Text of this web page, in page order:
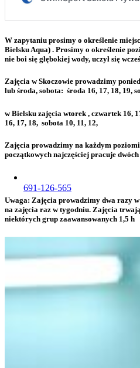
691-126-565
W zapytaniu prosimy o określenie
Bielsku Aqua) . Prosimy o określenie
nie boi się głębokiej wody, uczył się
Zajęcia w Skoczowie prowadzimy
lub środa, sobota: środa 16, 17, 18, 19,
w Bielsku zajęcia wtorek , czwartek 16,
16, 17, 18, sobota 10, 11, 12,
Zajęcia prowadzimy na każdym
początkowych najczęściej pracuje
Uwaga: Zajęcia prowadzimy dwa razy
na zajęcia raz w tygodniu. Zajęcia
niektórych grup zaawansowanych 1,5 h